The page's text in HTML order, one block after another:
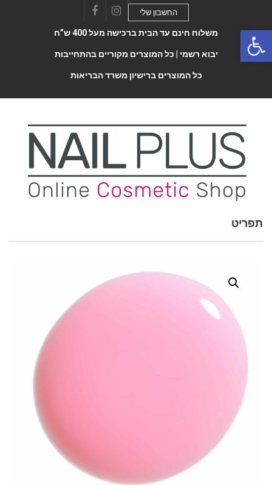
FacebookInstagram
החשבון שלי
משלוח חינם עד הבית ברכישה מעל 400 ש”ח
יבוא רשמי | כל המוצרים מקוריים בהתחייבות
כל המוצרים ברישיון משרד הבריאות
Toggle
תפריט